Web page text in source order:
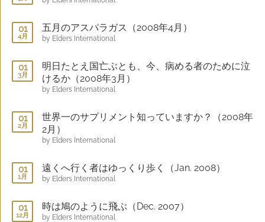
01
4月
五月のアスパラガス（2008年4月）
by Elders International
01
3月
明日たとえ国亡ぶとも、今、病める者のために泣
けるか（2008年3月）
by Elders International
01
2月
世界一のサプリメント知っていますか？（2008年
2月）
by Elders International
01
1月
遠くへ行く者はゆっくり歩く（Jan. 2008）
by Elders International
01
12月
時は鳩のように飛ぶ（Dec. 2007）
by Elders International